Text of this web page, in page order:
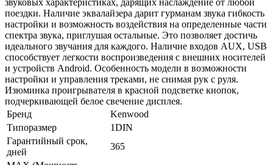
поездки. Наличие эквалайзера дарит гурманам звука гибкость
настройки и возможность воздействия на определенные части
спектра звука, приглушая остальные. Это позволяет достичь
идеального звучания для каждого. Наличие входов AUX, USB
способствует легкости воспроизведения с внешних носителей
и устройств Android. Особенность модели в возможности
настройки и управления треками, не снимая рук с руля.
Изюминка проигрывателя в красной подсветке кнопок,
подчеркивающей белое свечение дисплея.
Бренд
Kenwood
Типоразмер
1DIN
Гарантийный срок,
дней
365